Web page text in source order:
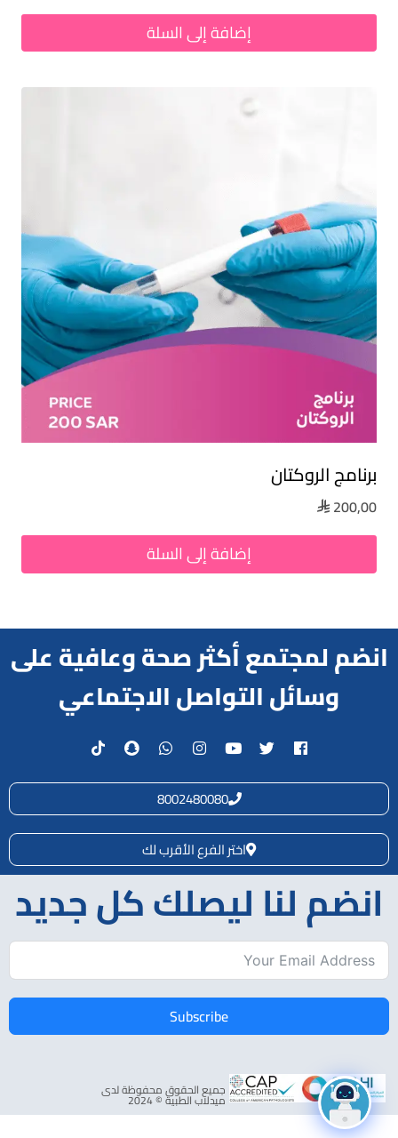
إضافة إلى السلة
برنامج الروكتان
 200,00
إضافة إلى السلة
انضم لمجتمع أكثر صحة وعافية على
وسائل التواصل الاجتماعي
8002480080
اختر الفرع الأقرب لك
انضم لنا ليصلك كل جديد
Subscribe
جميع الحقوق محفوظة لدى
ميدلاب الطبية © 2024